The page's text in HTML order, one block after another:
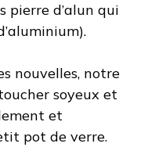
pierre d’alun qui
nouvelles, notre
soyeux et
et
pot de verre.